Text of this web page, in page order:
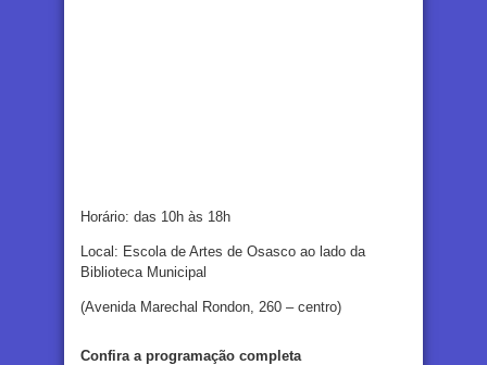
Horário: das 10h às 18h
Local: Escola de Artes de Osasco ao lado da
Biblioteca Municipal
(Avenida Marechal Rondon, 260 – centro)
Confira a programação completa